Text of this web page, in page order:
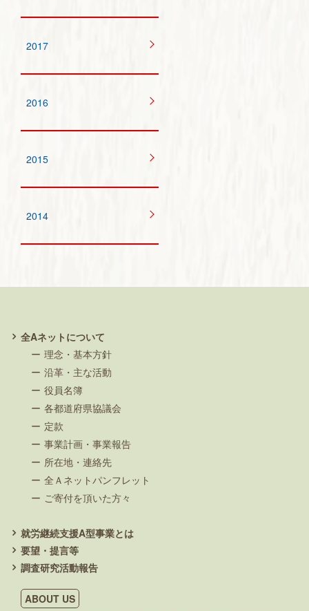
2017
2016
2015
2014
全Aネットについて
理念・基本方針
沿革・主な活動
役員名簿
各都道府県協議会
定款
事業計画・事業報告
所在地・連絡先
全Ａネットパンフレット
ご寄付を頂いた方々
就労継続支援A型事業とは
要望・提言等
調査研究活動報告
ABOUT US